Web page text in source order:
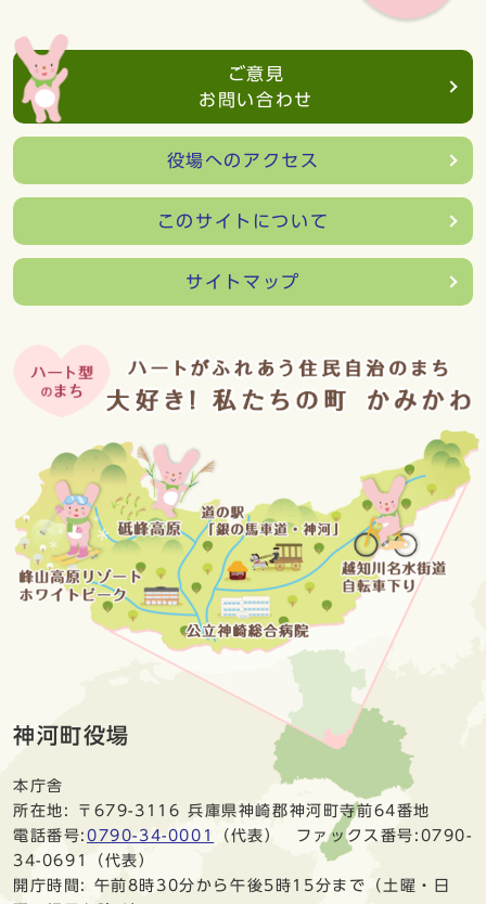
ご意見
お問い合わせ
役場へのアクセス
このサイトについて
サイトマップ
神河町役場
本庁舎
所在地: 〒679-3116 兵庫県神崎郡神河町寺前64番地
電話番号: 0790-34-0001
（代表） ファックス番号:0790-
34-0691（代表）
開庁時間: 午前8時30分から午後5時15分まで（土曜・日